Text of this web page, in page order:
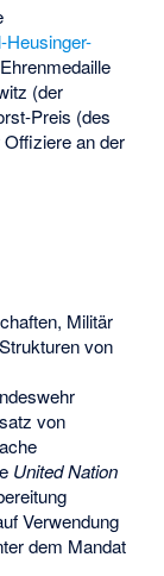
Heusinger-
(der
Preis (des
an der
Militär
von
von
United Nation
Verwendung
dem Mandat